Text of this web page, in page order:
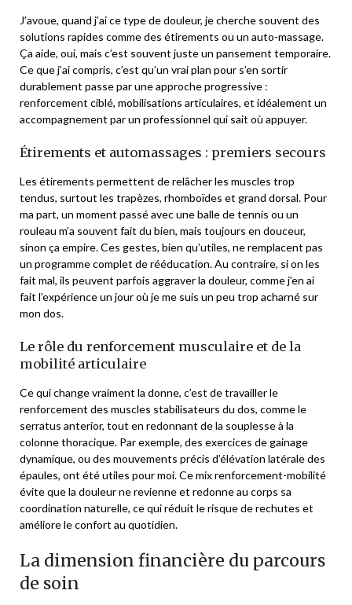
J’avoue, quand j’ai ce type de douleur, je cherche souvent des
solutions rapides comme des étirements ou un auto-massage.
Ça aide, oui, mais c’est souvent juste un pansement temporaire.
Ce que j’ai compris, c’est qu’un vrai plan pour s’en sortir
durablement passe par une approche progressive :
renforcement ciblé, mobilisations articulaires, et idéalement un
accompagnement par un professionnel qui sait où appuyer.
Étirements et automassages : premiers secours
Les étirements permettent de relâcher les muscles trop
tendus, surtout les trapèzes, rhomboïdes et grand dorsal. Pour
ma part, un moment passé avec une balle de tennis ou un
rouleau m’a souvent fait du bien, mais toujours en douceur,
sinon ça empire. Ces gestes, bien qu’utiles, ne remplacent pas
un programme complet de rééducation. Au contraire, si on les
fait mal, ils peuvent parfois aggraver la douleur, comme j’en ai
fait l’expérience un jour où je me suis un peu trop acharné sur
mon dos.
Le rôle du renforcement musculaire et de la
mobilité articulaire
Ce qui change vraiment la donne, c’est de travailler le
renforcement des muscles stabilisateurs du dos, comme le
serratus anterior, tout en redonnant de la souplesse à la
colonne thoracique. Par exemple, des exercices de gainage
dynamique, ou des mouvements précis d’élévation latérale des
épaules, ont été utiles pour moi. Ce mix renforcement-mobilité
évite que la douleur ne revienne et redonne au corps sa
coordination naturelle, ce qui réduit le risque de rechutes et
améliore le confort au quotidien.
La dimension financière du parcours
de soin